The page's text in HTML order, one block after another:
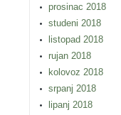
prosinac 2018
studeni 2018
listopad 2018
rujan 2018
kolovoz 2018
srpanj 2018
lipanj 2018